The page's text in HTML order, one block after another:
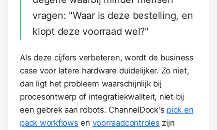
vragen: "Waar is deze bestelling, en
klopt deze voorraad wel?"
Als deze cijfers verbeteren, wordt de business
case voor latere hardware duidelijker. Zo niet,
dan ligt het probleem waarschijnlijk bij
procesontwerp of integratiekwaliteit, niet bij
een gebrek aan robots. ChannelDock's pick en
pack workflows en voorraadcontroles zijn